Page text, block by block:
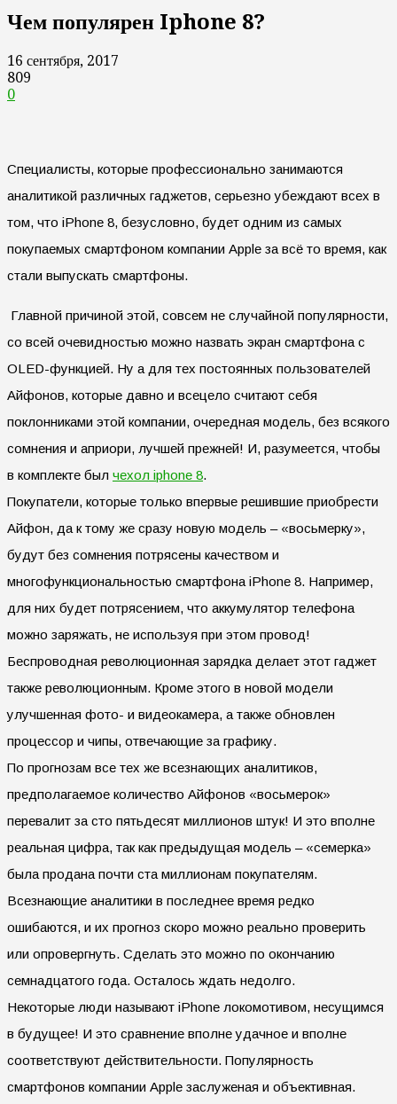
Чем популярен Iphone 8?
16 сентября, 2017
809
0
Специалисты, которые профессионально занимаются
аналитикой различных гаджетов, серьезно убеждают всех в
том, что iPhone 8, безусловно, будет одним из самых
покупаемых смартфоном компании Apple за всё то время, как
стали выпускать смартфоны.
Главной причиной этой, совсем не случайной популярности,
со всей очевидностью можно назвать экран смартфона с
OLED-функцией. Ну а для тех постоянных пользователей
Айфонов, которые давно и всецело считают себя
поклонниками этой компании, очередная модель, без всякого
сомнения и априори, лучшей прежней! И, разумеется, чтобы
в комплекте был чехол iphone 8.
Покупатели, которые только впервые решившие приобрести
Айфон, да к тому же сразу новую модель – «восьмерку»,
будут без сомнения потрясены качеством и
многофункциональностью смартфона iPhone 8. Например,
для них будет потрясением, что аккумулятор телефона
можно заряжать, не используя при этом провод!
Беспроводная революционная зарядка делает этот гаджет
также революционным. Кроме этого в новой модели
улучшенная фото- и видеокамера, а также обновлен
процессор и чипы, отвечающие за графику.
По прогнозам все тех же всезнающих аналитиков,
предполагаемое количество Айфонов «восьмерок»
перевалит за сто пятьдесят миллионов штук! И это вполне
реальная цифра, так как предыдущая модель – «семерка»
была продана почти ста миллионам покупателям.
Всезнающие аналитики в последнее время редко
ошибаются, и их прогноз скоро можно реально проверить
или опровергнуть. Сделать это можно по окончанию
семнадцатого года. Осталось ждать недолго.
Некоторые люди называют iPhone локомотивом, несущимся
в будущее! И это сравнение вполне удачное и вполне
соответствуют действительности. Популярность
смартфонов компании Apple заслуженая и объективная.